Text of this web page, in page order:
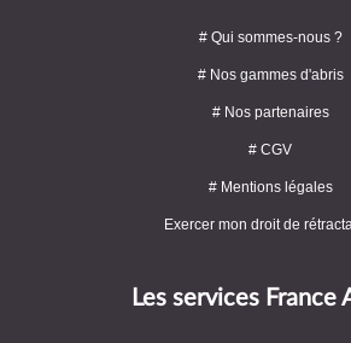
# Qui sommes-nous ?
# Nos gammes d'abris
# Nos partenaires
# CGV
# Mentions légales
Exercer mon droit de
Les services France